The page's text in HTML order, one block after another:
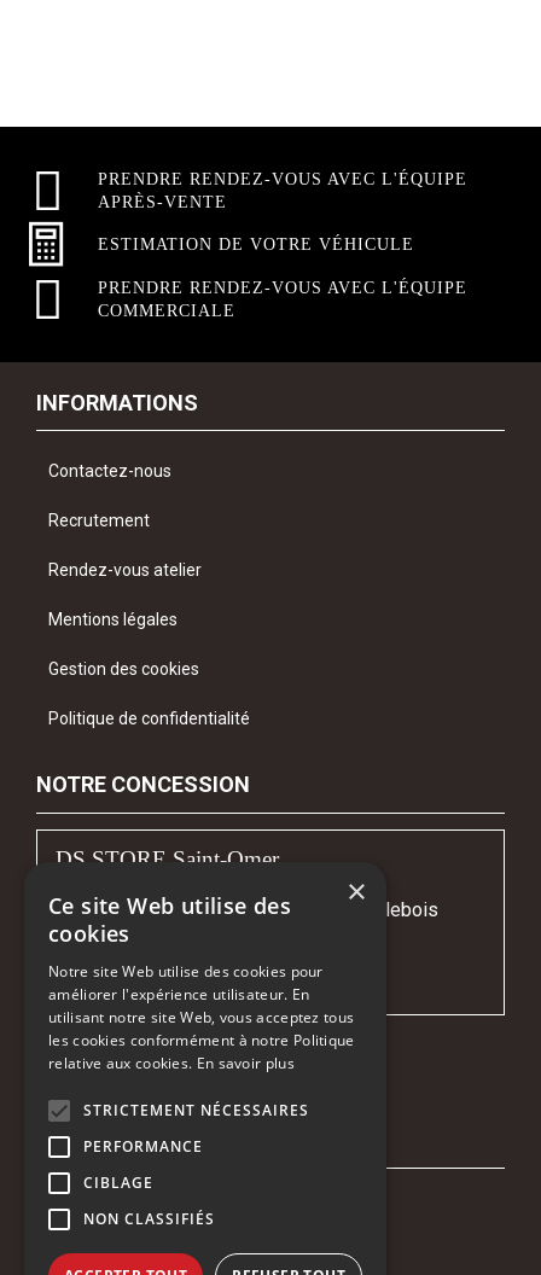
PRENDRE RENDEZ-VOUS AVEC L'ÉQUIPE
APRÈS-VENTE
ESTIMATION DE VOTRE VÉHICULE
PRENDRE RENDEZ-VOUS AVEC L'ÉQUIPE
COMMERCIALE
INFORMATIONS
Contactez-nous
Recrutement
Rendez-vous atelier
Mentions légales
Gestion des cookies
Politique de confidentialité
NOTRE CONCESSION
DS STORE Saint-Omer
Avenue Gustave Courbet - Z.I. Fort Maillebois
62219 LONGUENESSE
Tél : 03 21 88 79 07
Une société du
NOUS SUIVRE
Facebook
×
Ce site Web utilise des
cookies
Notre site Web utilise des cookies pour
améliorer l'expérience utilisateur. En
utilisant notre site Web, vous acceptez tous
les cookies conformément à notre Politique
relative aux cookies. En savoir plus
STRICTEMENT NÉCESSAIRES
PERFORMANCE
CIBLAGE
NON CLASSIFIÉS